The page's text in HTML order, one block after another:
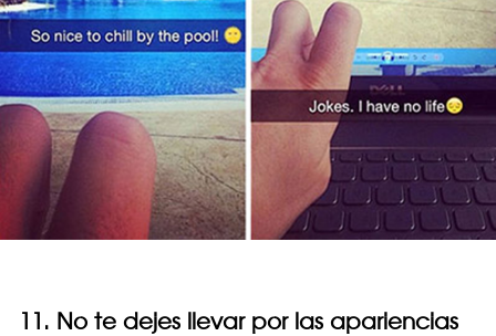
11. No te dejes llevar por las apariencias